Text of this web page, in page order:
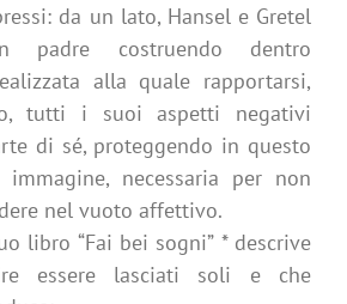
da un lato, Hansel e Gretel
padre costruendo dentro
alla quale rapportarsi,
tutti i suoi aspetti negativi
di sé, proteggendo in questo
necessaria per non
nel vuoto affettivo.
libro “Fai bei sogni” * descrive
essere lasciati soli e che